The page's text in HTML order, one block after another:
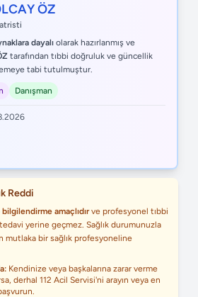
ÖZ
dayalı olarak hazırlanmış ve
tarafından tıbbi doğruluk ve güncellik
tabi tutulmuştur.
Danışman
Reddi
amaçlıdırve profesyonel tıbbi
yerine geçmez. Sağlık durumunuzla
mutlaka bir sağlık profesyoneline
Kendinize veya başkalarına zarar verme
derhal 112 Acil Servisi'ni arayın veya en